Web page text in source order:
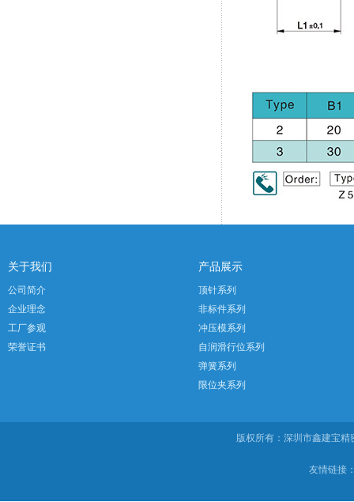
关于我们
公司简介
企业理念
工厂参观
荣誉证书
产品展示
顶针系列
非标件系列
冲压模系列
自润滑行位系列
弹簧系列
限位夹系列
版权所有：深圳市鑫建宝
友情链接